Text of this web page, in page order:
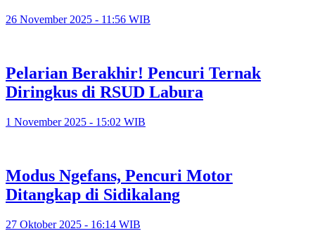
26 November 2025 - 11:56 WIB
Pelarian Berakhir! Pencuri Ternak
Diringkus di RSUD Labura
1 November 2025 - 15:02 WIB
Modus Ngefans, Pencuri Motor
Ditangkap di Sidikalang
27 Oktober 2025 - 16:14 WIB